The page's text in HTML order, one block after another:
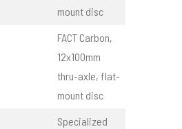
mount disc
FACT Carbon,
12x100mm
thru-axle, flat-
mount disc
Specialized